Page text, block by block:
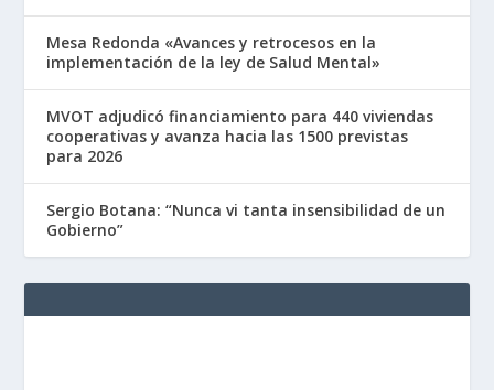
Mesa Redonda «Avances y retrocesos en la
implementación de la ley de Salud Mental»
MVOT adjudicó financiamiento para 440 viviendas
cooperativas y avanza hacia las 1500 previstas
para 2026
Sergio Botana: “Nunca vi tanta insensibilidad de un
Gobierno”